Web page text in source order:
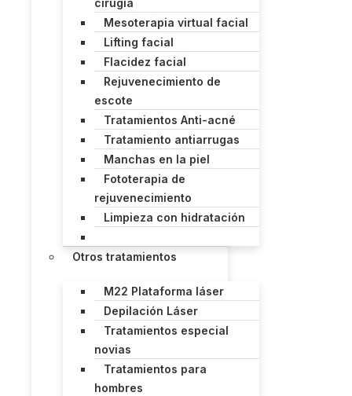
cirugía
Mesoterapia virtual facial
Lifting facial
Flacidez facial
Rejuvenecimiento de
escote
Tratamientos Anti-acné
Tratamiento antiarrugas
Manchas en la piel
Fototerapia de
rejuvenecimiento
Limpieza con hidratación
Otros tratamientos
M22 Plataforma láser
Depilación Láser
Tratamientos especial
novias
Tratamientos para
hombres